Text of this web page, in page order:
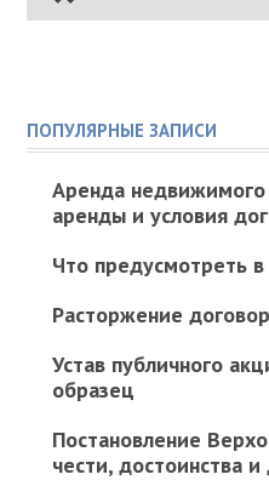
ПОПУЛЯРНЫЕ ЗАПИСИ
Аренда
аренды и условия
Что предусмотреть
Расторжение
Устав публичного
образец
Постановление
чести, достоинства